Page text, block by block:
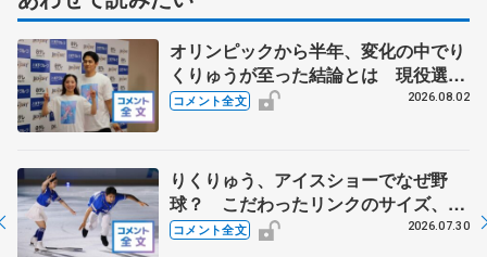
オリンピックから半年、変化の中でり
くりゅうが至った結論とは 現役選手
みたいな今の生活に「引退したんだよ
コメント全文 2026.08.02
りくりゅう、アイスショーでなぜ野
球？ こだわったリンクのサイズ、試
合同様の迫力を 【THE DESTINYリ
コメント全文 2026.07.30